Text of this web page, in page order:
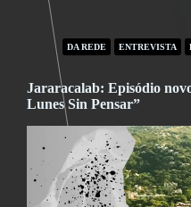
DA REDE ENTREVISTA
Jararacalab: Episódio
Lunes Sin Pensar”